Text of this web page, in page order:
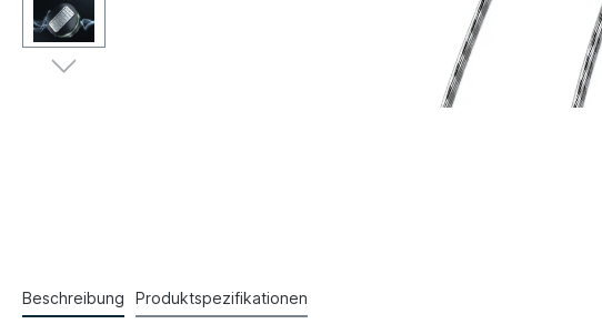
Beschreibung Produktspezifikationen